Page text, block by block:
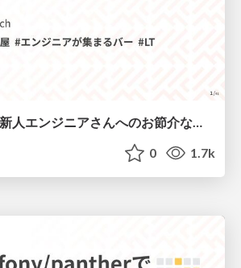
就活生あるいは新人エンジニアさんへのお節介なアドバイス
0 1.7k